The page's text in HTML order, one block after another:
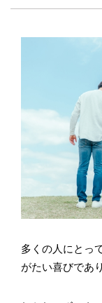
多くの人にとっ
がたい喜びであ